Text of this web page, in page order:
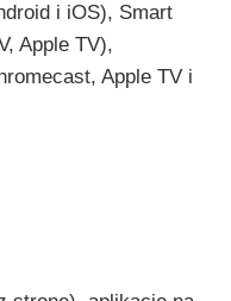
i iOS), Smart
Apple TV),
Apple TV i